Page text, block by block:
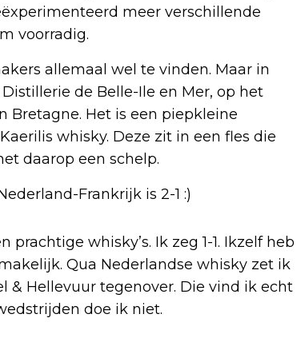
meer verschillende
voorradig.
allemaal wel te vinden. Maar in
de Belle-Ile en Mer, op het
Bretagne. Het is een piepkleine
whisky. Deze zit in een fles die
daarop een schelp.
Frankrijk is 2-1 :)
whisky’s. Ik zeg 1-1. Ikzelf heb
Qua Nederlandse whisky zet ik
& Hellevuur tegenover. Die vind ik echt
doe ik niet.